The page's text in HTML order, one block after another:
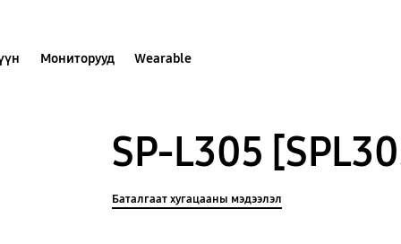
Мониторууд Wearable
SP-L305
Баталгаат хугацааны мэдээлэл